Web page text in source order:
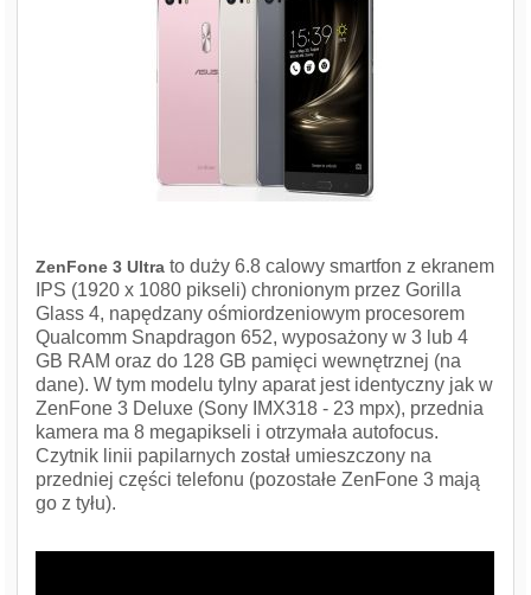
ZenFone 3 Ultra to duży 6.8 calowy smartfon z ekranem
IPS (1920 x 1080 pikseli) chronionym przez Gorilla
Glass 4, napędzany ośmiordzeniowym procesorem
Qualcomm Snapdragon 652, wyposażony w 3 lub 4
GB RAM oraz do 128 GB pamięci wewnętrznej (na
dane). W tym modelu tylny aparat jest identyczny jak w
ZenFone 3 Deluxe (Sony IMX318 - 23 mpx), przednia
kamera ma 8 megapikseli i otrzymała autofocus.
Czytnik linii papilarnych został umieszczony na
przedniej części telefonu (pozostałe ZenFone 3 mają
go z tyłu).